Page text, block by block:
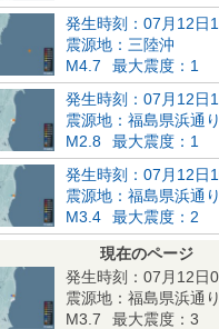
発生時刻：07月12日
震源地：三陸沖
M4.7
最大震度：1
発生時刻：07月12日
震源地：福島県浜通り
M2.8
最大震度：1
発生時刻：07月12日
震源地：福島県浜通り
M3.4
最大震度：2
現在のページ
発生時刻：07月12日
震源地：福島県浜通り
M3.7
最大震度：3